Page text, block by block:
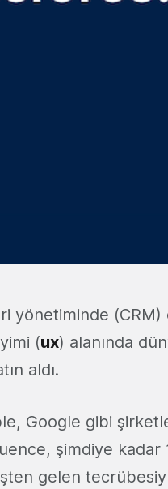
yönetiminde
(ux) alanında
aldı.
Google gibi
şimdiye kadar
gelen